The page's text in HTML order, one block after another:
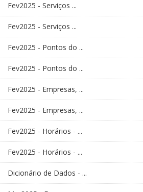
Fev2025 - Serviços ...
Fev2025 - Serviços ...
Fev2025 - Pontos do ...
Fev2025 - Pontos do ...
Fev2025 - Empresas, ...
Fev2025 - Empresas, ...
Fev2025 - Horários - ...
Fev2025 - Horários - ...
Dicionário de Dados - ...